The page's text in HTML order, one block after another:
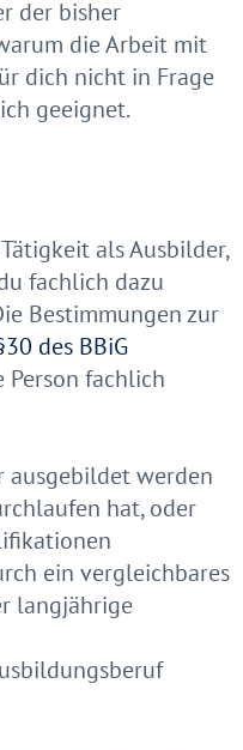
der bisher
die Arbeit mit
dich nicht in Frage
geeignet.
als Ausbilder,
fachlich dazu
Bestimmungen zur
des BBiG
Person fachlich
ausgebildet werden
hat, oder
ein vergleichbares
langjährige